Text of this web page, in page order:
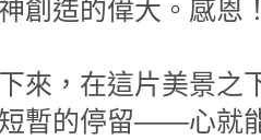
創造的偉大。感恩
來，在這片美景之
暫的停留——心就